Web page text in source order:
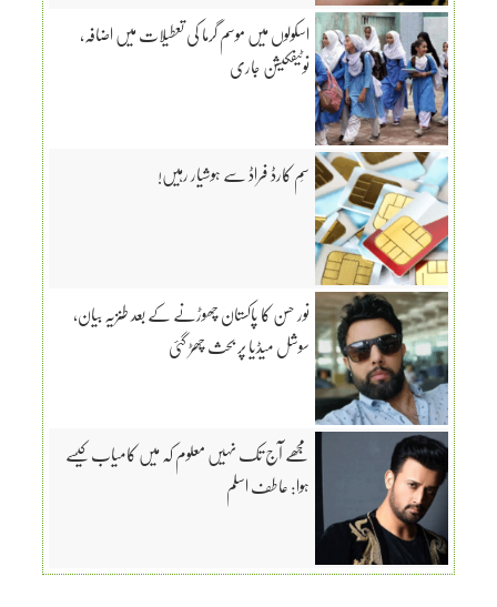
اسکولوں میں موسم گرما کی تعطیلات میں اضافہ،
نوٹیفکیشن جاری
سِم کارڈ فراڈ سے ہوشیار رہیں!
نور حسن کا پاکستان چھوڑنے کے بعد طنزیہ بیان،
سوشل میڈیا پر بحث چھڑ گئی
مجھے آج تک نہیں معلوم کہ میں کامیاب کیسے
ہوا: عاطف اسلم